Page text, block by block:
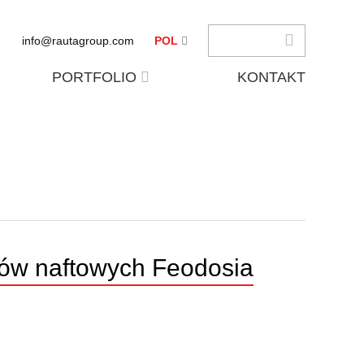
info@rautagroup.com POL
PORTFOLIO KONTAKT
naftowych Feodosia